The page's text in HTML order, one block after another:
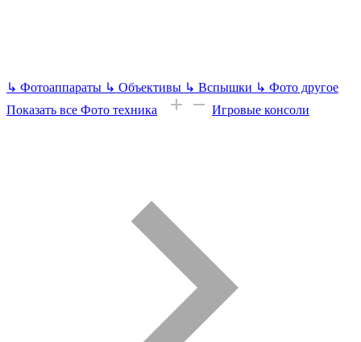
↳ Фотоаппараты ↳ Объективы ↳ Вспышки ↳ Фото другое
Показать все Фото техника
Игровые консоли